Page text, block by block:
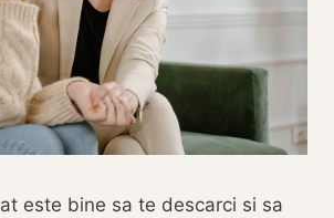
este bine sa te descarci si sa